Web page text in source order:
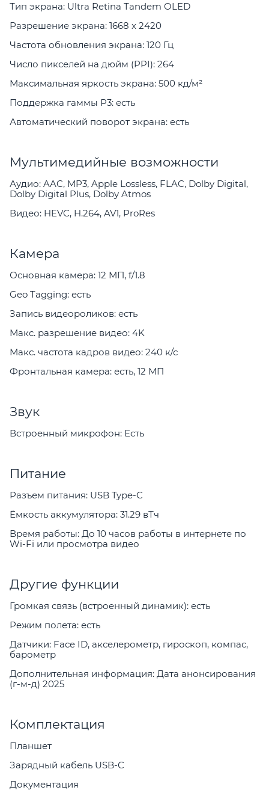
Тип экрана: Ultra Retina Tandem OLED
Разрешение экрана: 1668 x 2420
Частота обновления экрана: 120 Гц
Число пикселей на дюйм (PPI): 264
Максимальная яркость экрана: 500 кд/м²
Поддержка гаммы P3: есть
Автоматический поворот экрана: есть
Мультимедийные возможности
Аудио: AAC, MP3, Apple Lossless, FLAC, Dolby Digital,
Dolby Digital Plus, Dolby Atmos
Видео: HEVC, H.264, AV1, ProRes
Камера
Основная камера: 12 МП, f/1.8
Geo Tagging: есть
Запись видеороликов: есть
Макс. разрешение видео: 4K
Макс. частота кадров видео: 240 к/с
Фронтальная камера: есть, 12 МП
Звук
Встроенный микрофон: Есть
Питание
Разъем питания: USB Type-C
Ёмкость аккумулятора: 31.29 вТч
Время работы: До 10 часов работы в интернете по
Wi-Fi или просмотра видео
Другие функции
Громкая связь (встроенный динамик): есть
Режим полета: есть
Датчики: Face ID, акселерометр, гироскоп, компас,
барометр
Дополнительная информация: Дата анонсирования
(г-м-д) 2025
Комплектация
Планшет
Зарядный кабель USB-C
Документация